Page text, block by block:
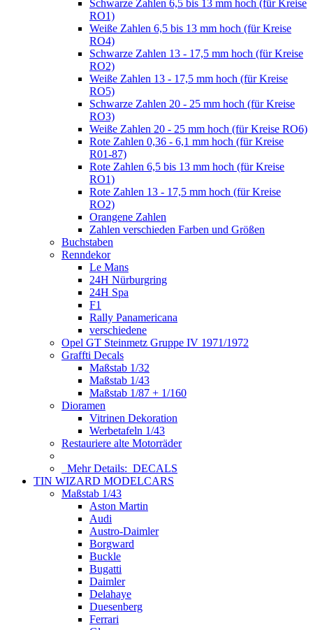
Schwarze Zahlen 6,5 bis 13 mm hoch (für Kreise
RO1)
Weiße Zahlen 6,5 bis 13 mm hoch (für Kreise
RO4)
Schwarze Zahlen 13 - 17,5 mm hoch (für Kreise
RO2)
Weiße Zahlen 13 - 17,5 mm hoch (für Kreise
RO5)
Schwarze Zahlen 20 - 25 mm hoch (für Kreise
RO3)
Weiße Zahlen 20 - 25 mm hoch (für Kreise RO6)
Rote Zahlen 0,36 - 6,1 mm hoch (für Kreise
R01-87)
Rote Zahlen 6,5 bis 13 mm hoch (für Kreise
RO1)
Rote Zahlen 13 - 17,5 mm hoch (für Kreise
RO2)
Orangene Zahlen
Zahlen verschieden Farben und Größen
Buchstaben
Renndekor
Le Mans
24H Nürburgring
24H Spa
F1
Rally Panamericana
verschiedene
Opel GT Steinmetz Gruppe IV 1971/1972
Graffti Decals
Maßstab 1/32
Maßstab 1/43
Maßstab 1/87 + 1/160
Dioramen
Vitrinen Dekoration
Werbetafeln 1/43
Restauriere alte Motorräder
Mehr Details: DECALS
TIN WIZARD MODELCARS
Maßstab 1/43
Aston Martin
Audi
Austro-Daimler
Borgward
Buckle
Bugatti
Daimler
Delahaye
Duesenberg
Ferrari